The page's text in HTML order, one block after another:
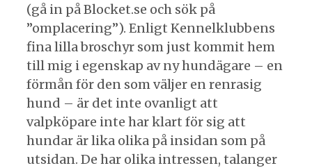
(gå in på Blocket.se och sök på
”omplacering”). Enligt Kennelklubbens
fina lilla broschyr som just kommit hem
till mig i egenskap av ny hundägare – en
förmån för den som väljer en renrasig
hund – är det inte ovanligt att
valpköpare inte har klart för sig att
hundar är lika olika på insidan som på
utsidan. De har olika intressen, talanger